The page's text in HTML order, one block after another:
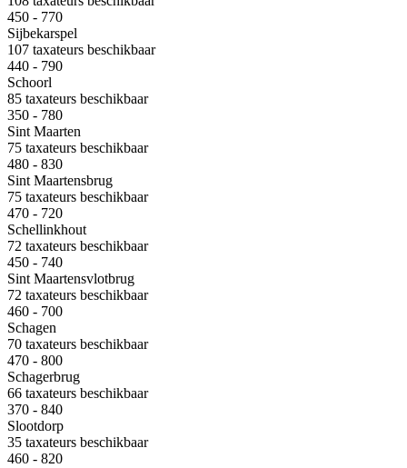
450 - 770
Sijbekarspel
107 taxateurs beschikbaar
440 - 790
Schoorl
85 taxateurs beschikbaar
350 - 780
Sint Maarten
75 taxateurs beschikbaar
480 - 830
Sint Maartensbrug
75 taxateurs beschikbaar
470 - 720
Schellinkhout
72 taxateurs beschikbaar
450 - 740
Sint Maartensvlotbrug
72 taxateurs beschikbaar
460 - 700
Schagen
70 taxateurs beschikbaar
470 - 800
Schagerbrug
66 taxateurs beschikbaar
370 - 840
Slootdorp
35 taxateurs beschikbaar
460 - 820